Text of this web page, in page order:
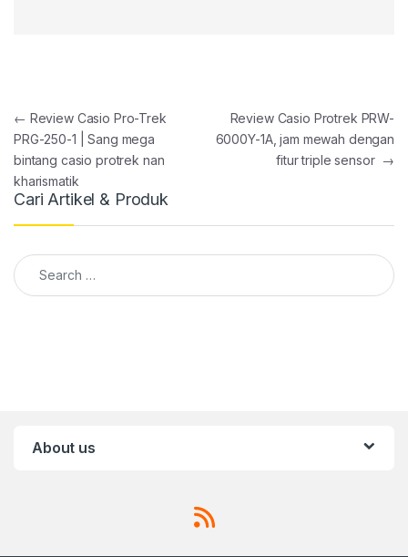
Post navigation
← Review Casio Pro-Trek
PRG-250-1 | Sang mega
bintang casio protrek nan
kharismatik
Review Casio Protrek PRW-
6000Y-1A, jam mewah dengan
fitur triple sensor →
Cari Artikel & Produk
Search for:
About us